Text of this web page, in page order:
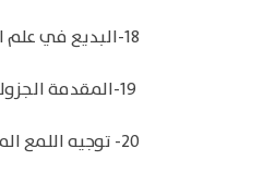
18-البديع في علم العربية المؤلف: مجد الدين أبو السعادات المبارك بن محمد بن محمد بن محمد ابن عبد الكريم الشيباني الجزري ابن الأثير (ت ٦٠٦ هـ)
20- توجيه اللمع المؤلف: أحمد بن الحسين بن الخباز